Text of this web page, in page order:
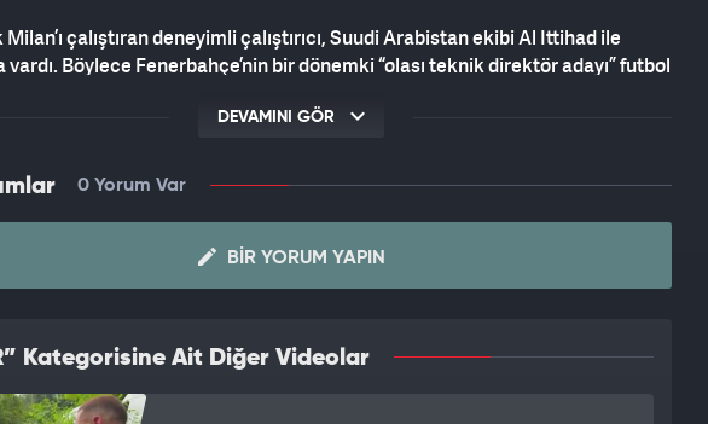
çalıştıran deneyimli çalıştırıcı, Suudi Arabistan ekibi Al Ittihad ile
Böylece Fenerbahçe’nin bir dönemki “olası teknik direktör adayı” futbol
DEVAMINI GÖR
0 Yorum Var
BIR YORUM YAPIN
Kategorisine Ait Diğer Videolar